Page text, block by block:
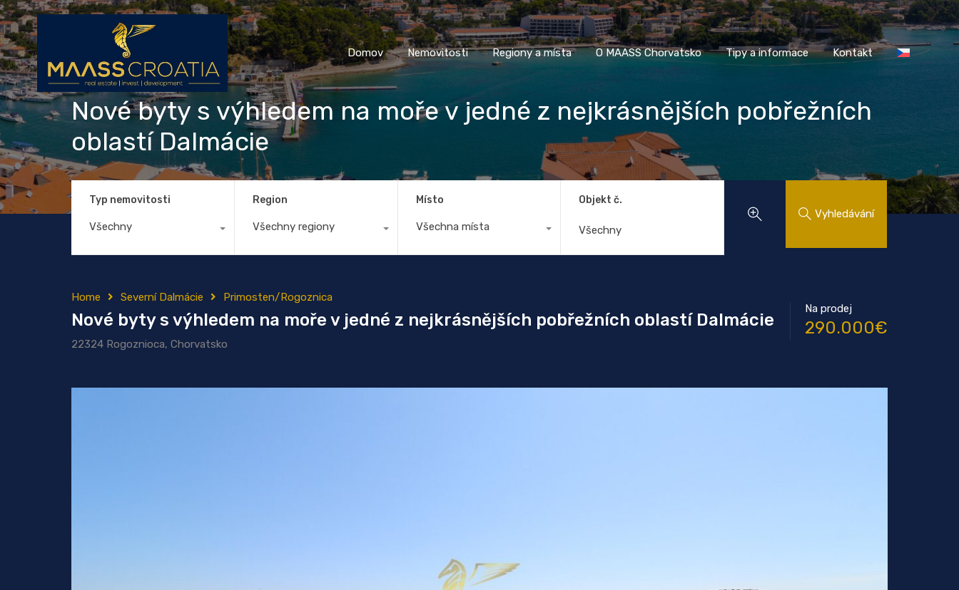
Domov Nemovitosti Regiony a místa O MAASS Chorvatsko Tipy a informace Kontakt
Domov Nemovitosti Regiony a místa O MAASS Chorvatsko Tipy a informace Kontakt
Nové byty s výhledem na moře v jedné z nejkrásnějších pobřežních
oblastí Dalmácie
Typ nemovitosti
Všechny
Region
Všechny regiony
Místo
Všechna místa
Objekt č.
Vyhledávání
Home Severní Dalmácie Primosten/Rogoznica
Nové byty s výhledem na moře v jedné z nejkrásnějších pobřežních oblastí Dalmácie
22324 Rogoznioca, Chorvatsko
Na prodej
290.000€